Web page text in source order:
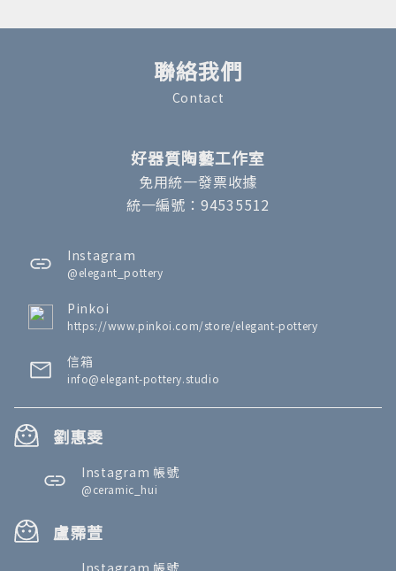
聯絡我們
Contact
好器質陶藝工作室
免用統一發票收據
統一編號：94535512
Instagram
@elegant_pottery
Pinkoi
https://www.pinkoi.com/store/elegant-pottery
信箱
info@elegant-pottery.studio
劉惠雯
Instagram 帳號
@ceramic_hui
盧霈萱